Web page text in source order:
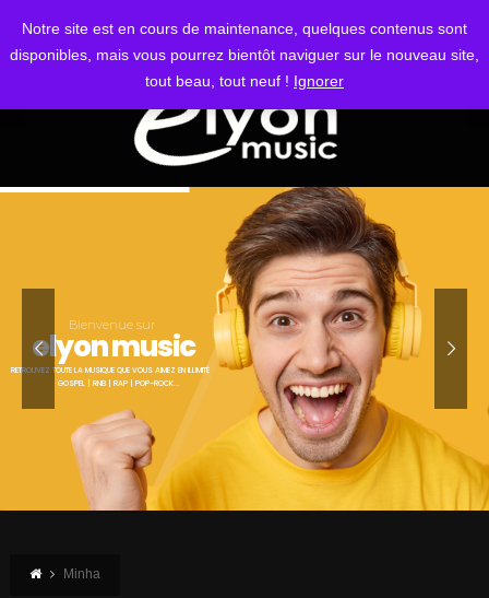
Notre site est en cours de maintenance, quelques contenus sont
disponibles, mais vous pourrez bientôt naviguer sur le nouveau site,
tout beau, tout neuf ! Ignorer
S'IDENTIFIER
Bienvenue sur
elyon music
RETROUVEZ TOUTE LA MUSIQUE QUE VOUS AIMEZ EN ILLIMITÉ
GOSPEL | RNB | RAP | POP-ROCK...
Minha